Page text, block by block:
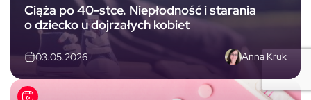
Ciąża po 40-stce. Niepłodność i starania
o dziecko u dojrzałych kobiet
03.05.2026 Anna Kruk